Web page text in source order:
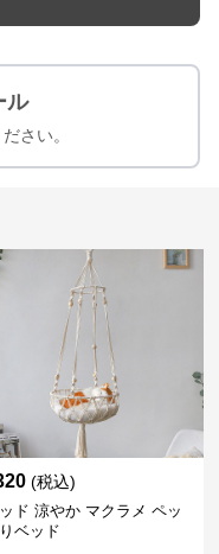
ル
さい。
(税込)
ド 涼やか マクラメ ペッ
ベッド